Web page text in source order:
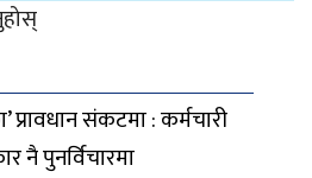
संकटमा : कर्मचारी
नै पुनर्विचारमा